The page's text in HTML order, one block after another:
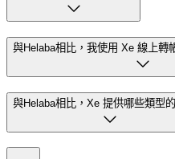
與Helaba相比，我使用 Xe 線上轉
與Helaba相比，Xe 提供哪些類型